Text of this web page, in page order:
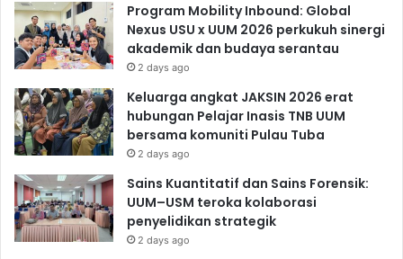
Program Mobility Inbound: Global
Nexus USU x UUM 2026 perkukuh sinergi
akademik dan budaya serantau
2 days ago
Keluarga angkat JAKSIN 2026 erat
hubungan Pelajar Inasis TNB UUM
bersama komuniti Pulau Tuba
2 days ago
Sains Kuantitatif dan Sains Forensik:
UUM–USM teroka kolaborasi
penyelidikan strategik
2 days ago